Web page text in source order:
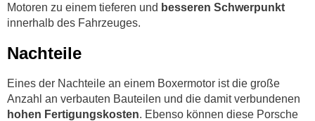
Motoren zu einem tieferen und besseren Schwerpunkt
innerhalb des Fahrzeuges.
Nachteile
Eines der Nachteile an einem Boxermotor ist die große
Anzahl an verbauten Bauteilen und die damit verbundenen
hohen Fertigungskosten. Ebenso können diese Porsche